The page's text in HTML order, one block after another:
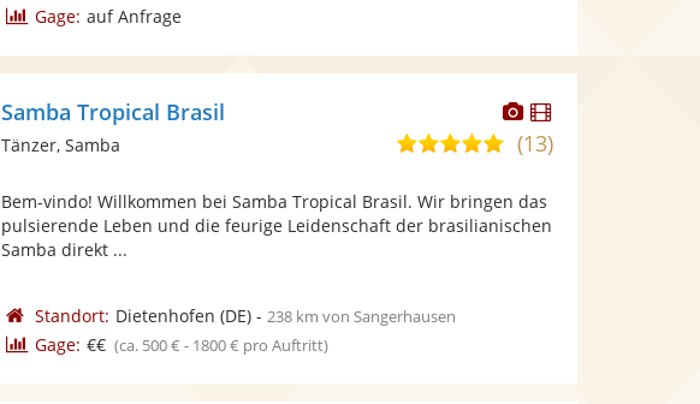
Gage: auf Anfrage
Dieser
Künstler
stellt
Fotos
bereit.
Dieser
Künstler
Samba Tropical Brasil
5,0
5
Sternen
(13)
Tänzer, Samba
Bem-vindo! Willkommen bei Samba Tropical Brasil. Wir bringen das
pulsierende Leben und die feurige Leidenschaft der brasilianischen
Samba direkt ...
Standort: Dietenhofen (DE)- 238 km von Sangerhausen
Gage: €€ (ca. 500 € - 1800 € pro Auftritt)